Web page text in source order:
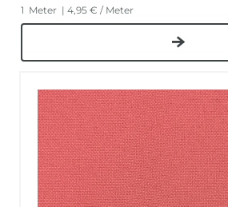
1 Meter | 4,95 € / Meter